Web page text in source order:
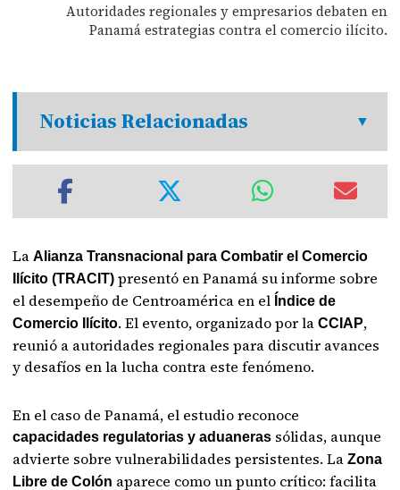
Autoridades regionales y empresarios debaten en
Panamá estrategias contra el comercio ilícito.
Noticias Relacionadas
LaAlianza Transnacional para Combatir el Comercio
Ilícito (TRACIT) presentó en Panamá su informe sobre
el desempeño de Centroamérica en el Índice de
Comercio Ilícito. El evento, organizado por laCCIAP,
reunió a autoridades regionales para discutir avances
y desafíos en la lucha contra este fenómeno.
En el caso de Panamá, el estudio reconoce
capacidades regulatorias y aduaneras sólidas, aunque
advierte sobre vulnerabilidades persistentes. LaZona
Libre de Colón aparece como un punto crítico: facilita